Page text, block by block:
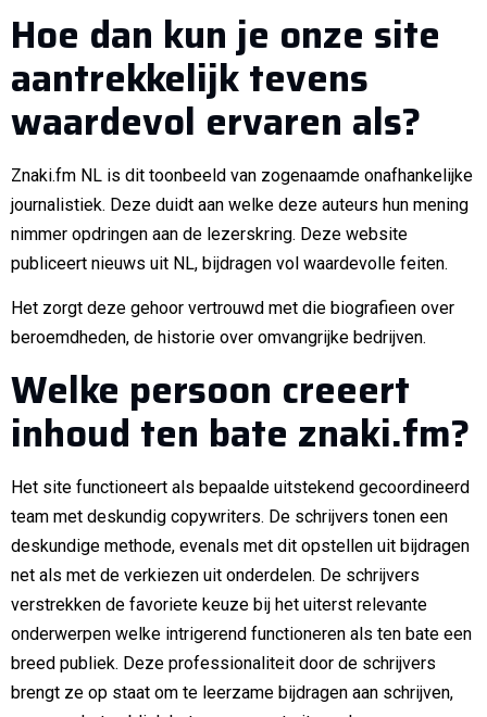
Hoe dan kun je onze site
aantrekkelijk tevens
waardevol ervaren als?
Znaki.fm NL is dit toonbeeld van zogenaamde onafhankelijke
journalistiek. Deze duidt aan welke deze auteurs hun mening
nimmer opdringen aan de lezerskring. Deze website
publiceert nieuws uit NL, bijdragen vol waardevolle feiten.
Het zorgt deze gehoor vertrouwd met die biografieen over
beroemdheden, de historie over omvangrijke bedrijven.
Welke persoon creeert
inhoud ten bate znaki.fm?
Het site functioneert als bepaalde uitstekend gecoordineerd
team met deskundig copywriters. De schrijvers tonen een
deskundige methode, evenals met dit opstellen uit bijdragen
net als met de verkiezen uit onderdelen. De schrijvers
verstrekken de favoriete keuze bij het uiterst relevante
onderwerpen welke intrigerend functioneren als ten bate een
breed publiek. Deze professionaliteit door de schrijvers
brengt ze op staat om te leerzame bijdragen aan schrijven,